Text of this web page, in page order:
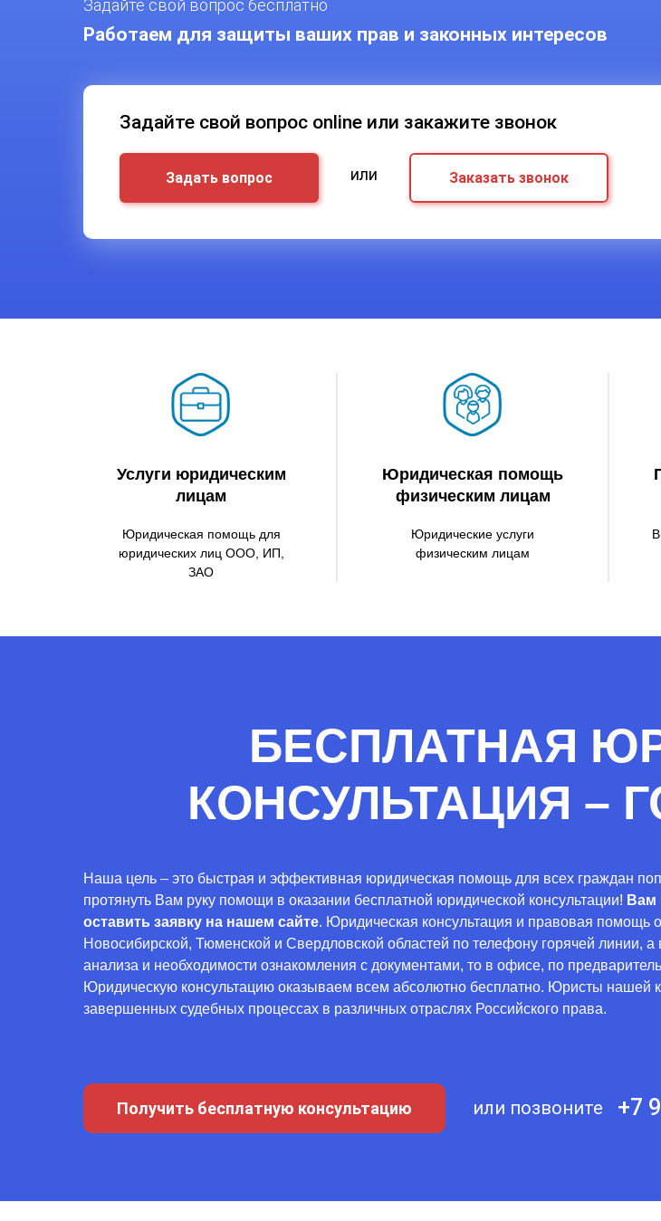
Задайте свой вопрос бесплатно
Работаем для защиты ваших прав и законных интересов
Задать вопрос Заказать звонок
Задайте свой вопрос online или закажите звонок
или
Услуги юридическим
лицам
Юридическая помощь для
юридических лиц ООО, ИП,
ЗАО
Юридическая помощь
физическим лицам
Юридические услуги
физическим лицам
БЕСПЛАТНАЯ
КОНСУЛЬТАЦИЯ –
Наша цель – это быстрая и эффективная юридическая помощь для всех граждан
протянуть Вам руку помощи в оказании бесплатной юридической консультации! Вам
оставить заявку на нашем сайте. Юридическая консультация и правовая помощь
Новосибирской, Тюменской и Свердловской областей по телефону горячей линии, а
анализа и необходимости ознакомления с документами, то в офисе, по
Юридическую консультацию оказываем всем абсолютно бесплатно. Юристы нашей
завершенных судебных процессах в различных отраслях Российского права.
Получить бесплатную консультацию или позвоните +7